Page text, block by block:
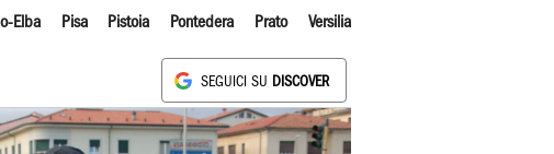
Elba Pisa Pistoia Pontedera Prato Versilia
SEGUICI SU DISCOVER